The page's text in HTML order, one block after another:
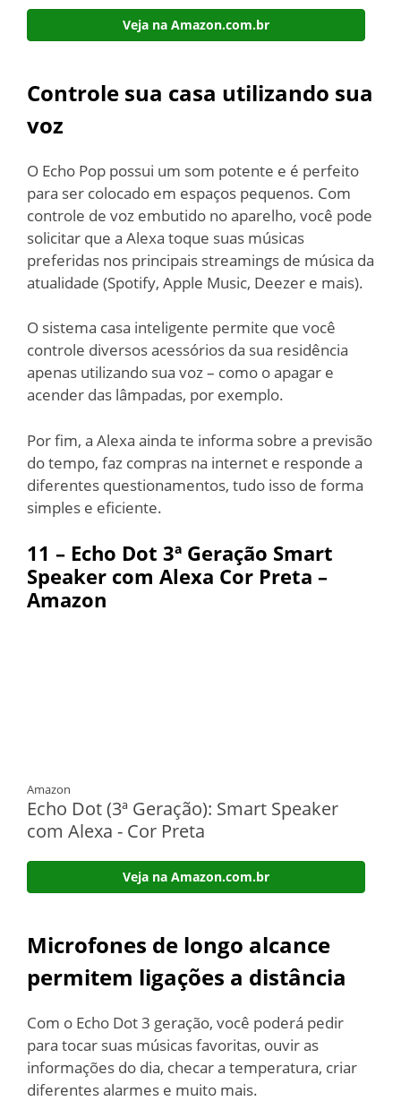
Veja na Amazon.com.br
Controle sua casa utilizando sua
voz
O Echo Pop possui um som potente e é perfeito
para ser colocado em espaços pequenos. Com
controle de voz embutido no aparelho, você pode
solicitar que a Alexa toque suas músicas
preferidas nos principais streamings de música da
atualidade (Spotify, Apple Music, Deezer e mais).
O sistema casa inteligente permite que você
controle diversos acessórios da sua residência
apenas utilizando sua voz – como o apagar e
acender das lâmpadas, por exemplo.
Por fim, a Alexa ainda te informa sobre a previsão
do tempo, faz compras na internet e responde a
diferentes questionamentos, tudo isso de forma
simples e eficiente.
11 – Echo Dot 3ª Geração Smart
Speaker com Alexa Cor Preta –
Amazon
Amazon
Echo Dot (3ª Geração): Smart Speaker
com Alexa - Cor Preta
Veja na Amazon.com.br
Microfones de longo alcance
permitem ligações a distância
Com o Echo Dot 3 geração, você poderá pedir
para tocar suas músicas favoritas, ouvir as
informações do dia, checar a temperatura, criar
diferentes alarmes e muito mais.